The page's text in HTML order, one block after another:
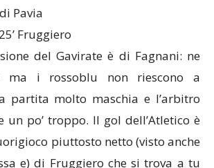
Fruggiero
del Gavirate è di Fagnani: ne
ma i rossoblu non riescono a
partita molto maschia e l’arbitro
un po’ troppo. Il gol dell’Atletico è
piuttosto netto (visto anche
e) di Fruggiero che si trova a tu
Moltissime le proteste, e viene